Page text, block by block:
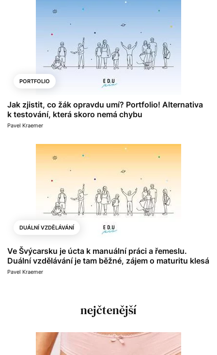
PORTFOLIO
Jak zjistit, co žák opravdu umí? Portfolio! Alternativa
k testování, která skoro nemá chybu
Pavel Kraemer
DUÁLNÍ VZDĚLÁVÁNÍ
Ve Švýcarsku je úcta k manuální práci a řemeslu.
Duální vzdělávání je tam běžné, zájem o maturitu klesá
Pavel Kraemer
nejčtenější